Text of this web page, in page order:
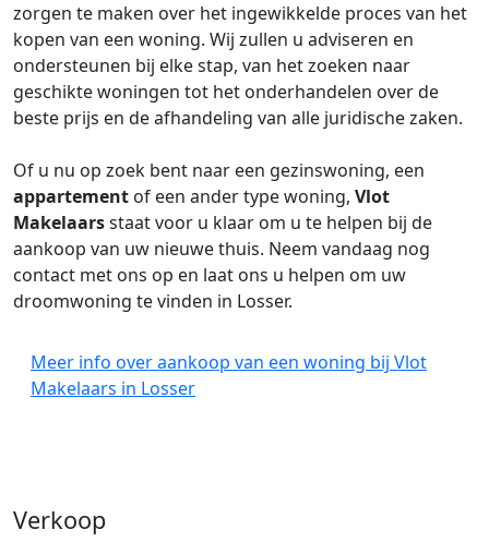
zorgen te maken over het ingewikkelde proces van het
kopen van een woning. Wij zullen u adviseren en
ondersteunen bij elke stap, van het zoeken naar
geschikte woningen tot het onderhandelen over de
beste prijs en de afhandeling van alle juridische zaken.
Of u nu op zoek bent naar een gezinswoning, een
appartement of een ander type woning, Vlot
Makelaarsstaat voor u klaar om u te helpen bij de
aankoop van uw nieuwe thuis. Neem vandaag nog
contact met ons op en laat ons u helpen om uw
droomwoning te vinden in Losser.
Meer info over aankoop van een woning bij Vlot
Makelaars in Losser
Verkoop